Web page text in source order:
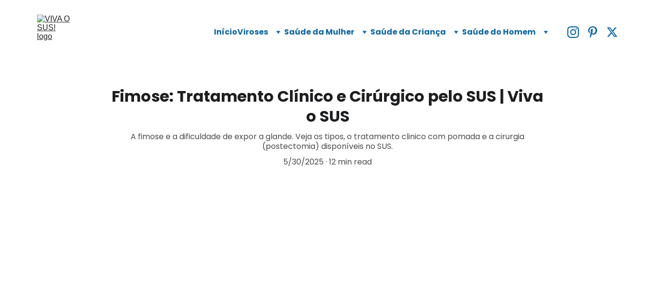
InícioViroses Saúde da Mulher Saúde da Criança Saúde do Homem
Fimose: Tratamento Clínico e Cirúrgico pelo SUS | Viva
o SUS
A fimose e a dificuldade de expor a glande. Veja os tipos, o tratamento clinico com pomada e a cirurgia
(postectomia) disponíveis no SUS.
5/30/2025 12 min read